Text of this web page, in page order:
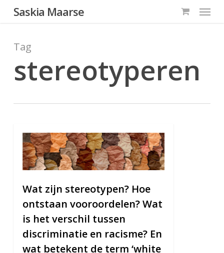
Skip
content
Saskia Maarse Menu
Tag
stereotyperen
Wat zijn stereotypen? Hoe
ontstaan vooroordelen? Wat
is het verschil tussen
discriminatie en racisme? En
wat betekent de term ‘white
8